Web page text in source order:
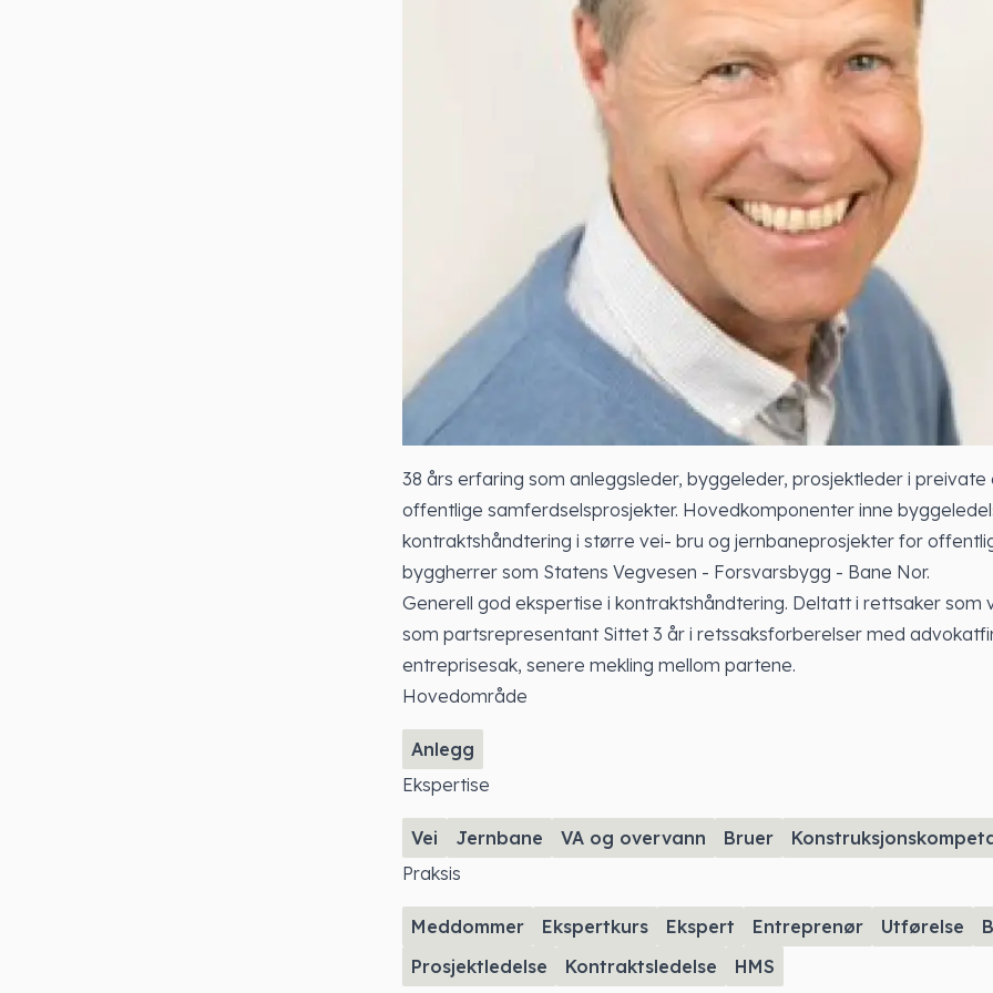
38 års erfaring som anleggsleder, byggeleder, prosjektleder i preivate
offentlige samferdselsprosjekter. Hovedkomponenter inne
kontraktshåndtering i større vei- bru og jernbaneprosjekter for
byggherrer som Statens Vegvesen - Forsvarsbygg - Bane Nor.
Generell god ekspertise i kontraktshåndtering. Deltatt i rettsaker som
som partsrepresentant Sittet 3 år i retssaksforberelser med
entreprisesak, senere mekling mellom partene.
Hovedområde
Anlegg
Ekspertise
Vei Jernbane VA og overvann Bruer
Praksis
Meddommer Ekspertkurs Ekspert Entreprenør Utførelse
Prosjektledelse
Kontraktsledelse
HMS